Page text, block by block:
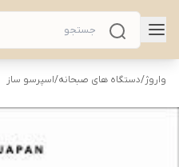
واروژ/دستگاه های صبحانه/اسپرسو ساز